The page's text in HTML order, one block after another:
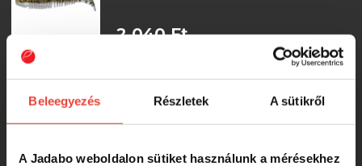
Beleegyezés Részletek A sütikről
A Jadabo weboldalon sütiket használunk a mérésekhez
2 040 Ft
Upstream Fusion 3 " 75mm Gumihal
Gold Milk (6 db/csomag) gumihal